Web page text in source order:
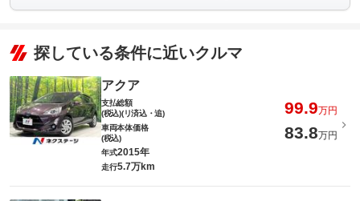
探している条件に近いクルマ
アクア
支払総額
(税込)(リ済込・追)
99.9万円
車両本体価格
(税込)
83.8万円
年式2015年
走行5.7万km